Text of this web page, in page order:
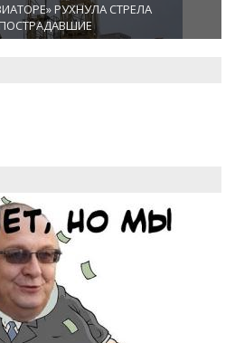
РУХНУЛА СТРЕЛА